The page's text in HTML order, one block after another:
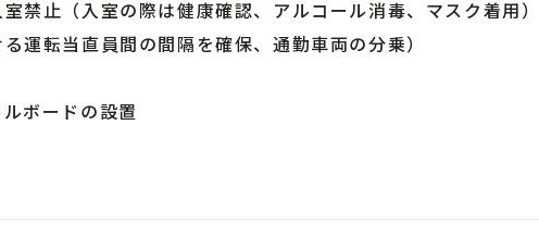
禁止（入室の際は健康確認、アルコール消毒、マスク着用）
運転当直員間の間隔を確保、通勤車両の分乗）
ボードの設置